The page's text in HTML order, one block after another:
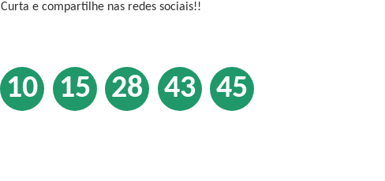
Curta e compartilhe nas redes sociais!!
10 15 28 43 45